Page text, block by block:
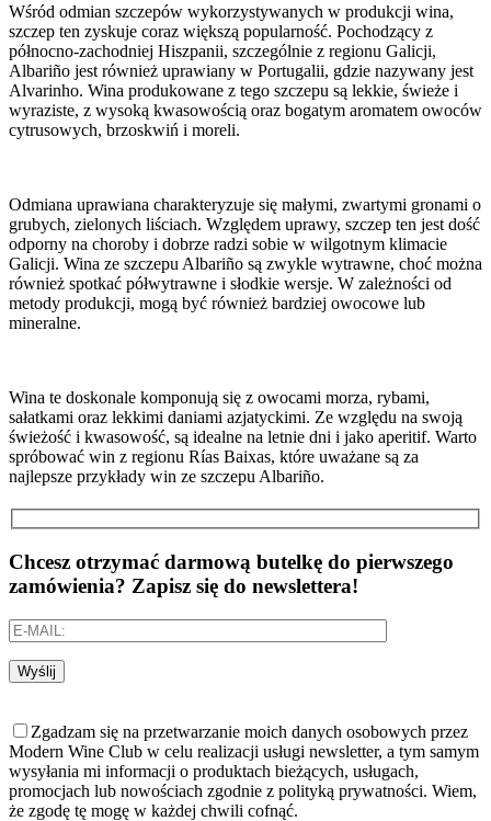
Wśród odmian szczepów wykorzystywanych w produkcji wina,
szczep ten zyskuje coraz większą popularność. Pochodzący z
północno-zachodniej Hiszpanii, szczególnie z regionu Galicji,
Albariño jest również uprawiany w Portugalii, gdzie nazywany jest
Alvarinho. Wina produkowane z tego szczepu są lekkie, świeże i
wyraziste, z wysoką kwasowością oraz bogatym aromatem owoców
cytrusowych, brzoskwiń i moreli.
Odmiana uprawiana charakteryzuje się małymi, zwartymi gronami o
grubych, zielonych liściach. Względem uprawy, szczep ten jest dość
odporny na choroby i dobrze radzi sobie w wilgotnym klimacie
Galicji. Wina ze szczepu Albariño są zwykle wytrawne, choć można
również spotkać półwytrawne i słodkie wersje. W zależności od
metody produkcji, mogą być również bardziej owocowe lub
mineralne.
Wina te doskonale komponują się z owocami morza, rybami,
sałatkami oraz lekkimi daniami azjatyckimi. Ze względu na swoją
świeżość i kwasowość, są idealne na letnie dni i jako aperitif. Warto
spróbować win z regionu Rías Baixas, które uważane są za
najlepsze przykłady win ze szczepu Albariño.
Chcesz otrzymać darmową butelkę do pierwszego
zamówienia? Zapisz się do newslettera!
Wyślij
Zgadzam się na przetwarzanie moich danych osobowych przez
Modern Wine Club w celu realizacji usługi newsletter, a tym samym
wysyłania mi informacji o produktach bieżących, usługach,
promocjach lub nowościach zgodnie z polityką prywatności. Wiem,
że zgodę tę mogę w każdej chwili cofnąć.